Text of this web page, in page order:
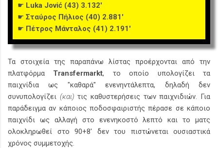
☛ Luka Jović (43) 3.132'
☛ Σταύρος Πήλιος (40) 2.881'
☛ Πέτρος Μάνταλος (41) 2.191'
Τα στοιχεία της παραπάνω λίστας προέρχονται από την
πλατφόρμα Transfermarkt, το οποίο υπολογίζει τα
παιχνίδια ως "καθαρά" ενενηντάλεπτα, δηλαδή δεν
συνυπολογίζει (και) τις καθυστερήσεις των παιχνιδιών. Για
παράδειγμα αν κάποιος ποδοσφαιριστής πέρασε σε κάποιο
παιχνίδι ως αλλαγή στο ενενηκοστό λεπτό και το ματς
ολοκληρωθεί στο 90+8' δεν του πιστώνεται ουσιαστικά
χρόνος συμμετοχής.